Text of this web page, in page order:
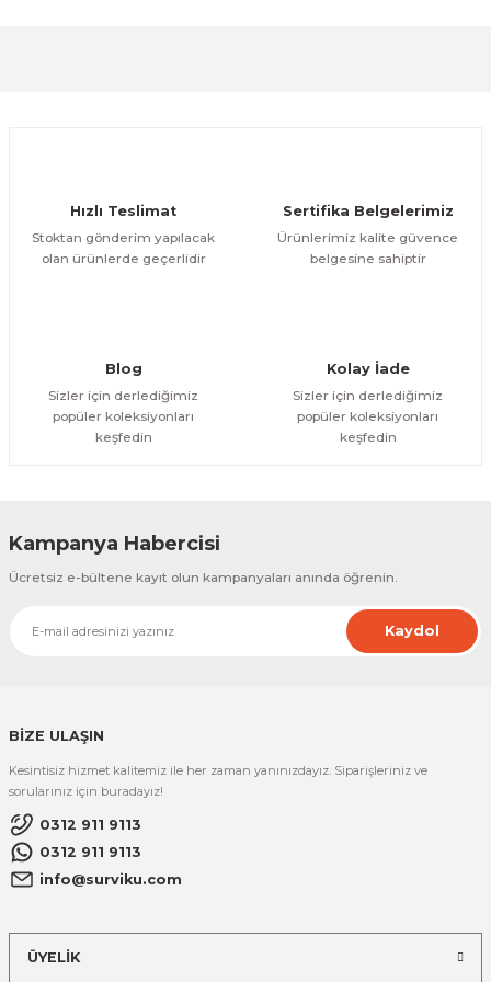
Bu ürüne benzer farklı alternatifler olmalı.
Hızlı Teslimat
Stoktan gönderim yapılacak
olan ürünlerde geçerlidir
Sertifika Belgelerimiz
Ürünlerimiz kalite güvence
belgesine sahiptir
Blog
Sizler için derlediğimiz
popüler koleksiyonları
keşfedin
Kolay İade
Sizler için derlediğimiz
popüler koleksiyonları
keşfedin
Kampanya Habercisi
Ücretsiz e-bültene kayıt olun kampanyaları anında öğrenin.
Kaydol
BİZE ULAŞIN
Kesintisiz hizmet kalitemiz ile her zaman yanınızdayız. Siparişleriniz ve
sorularınız için buradayız!
0312 911 9113
0312 911 9113
info@surviku.com
ÜYELİK